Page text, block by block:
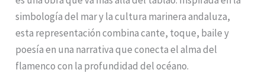
simbología del mar y la cultura marinera andaluza,
esta representación combina cante, toque, baile y
poesía en una narrativa que conecta el alma del
flamenco con la profundidad del océano.